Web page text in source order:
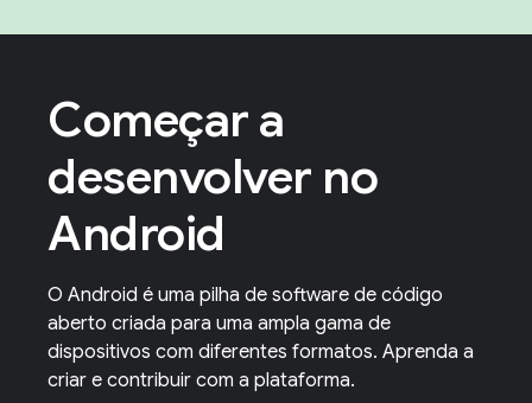
Começar a
desenvolver no
Android
O Android é uma pilha de software de código
aberto criada para uma ampla gama de
dispositivos com diferentes formatos. Aprenda a
criar e contribuir com a plataforma.